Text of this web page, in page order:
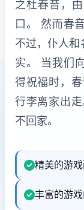
之杜春音，
口。 然而春
不过，仆人
实。 当我们
得祝福时，
行李离家出
不回家。
精美的游
丰富的游